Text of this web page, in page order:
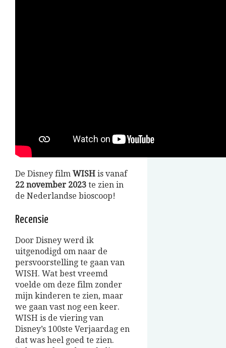
De Disney film WISH is vanaf
22 november 2023 te zien in
de Nederlandse bioscoop!
Recensie
Door Disney werd ik
uitgenodigd om naar de
persvoorstelling te gaan van
WISH. Wat best vreemd
voelde om deze film zonder
mijn kinderen te zien, maar
we gaan vast nog een keer.
WISH is de viering van
Disney’s 100ste Verjaardag en
dat was heel goed te zien.